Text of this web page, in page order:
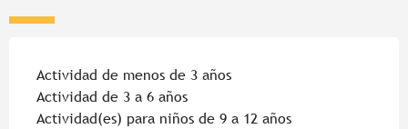
Actividad de menos de 3 años
Actividad de 3 a 6 años
Actividad(es) para niños de 9 a 12 años